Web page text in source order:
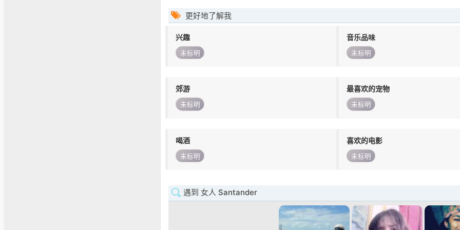
更好地了解我
兴趣
未标明
音乐品味
未标明
郊游
未标明
最喜欢的宠物
未标明
喝酒
未标明
喜欢的电影
未标明
遇到 女人 Santander